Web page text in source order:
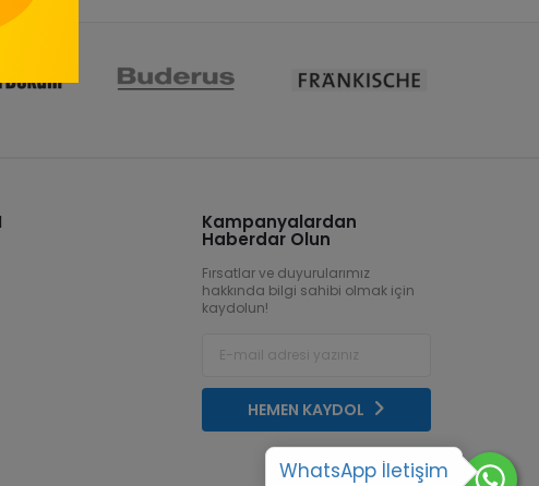
WhatsApp İletişim
Kampanyalardan
Haberdar Olun
Fırsatlar ve duyurularımız
hakkında bilgi sahibi olmak için
kaydolun!
HEMEN KAYDOL